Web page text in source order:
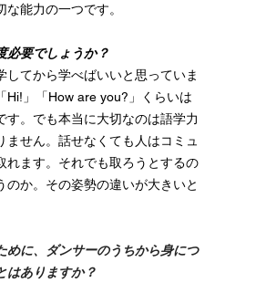
能力の一つです。
必要でしょうか？
してから学べばいいと思っていま
Hi!」「How are you?」くらいは
す。でも本当に大切なのは語学力
ません。話せなくても人はコミュ
れます。それでも取ろうとするの
のか。その姿勢の違いが大きいと
めに、ダンサーのうちから身につ
はありますか？